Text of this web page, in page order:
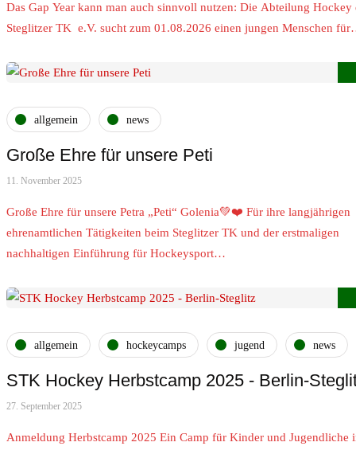
Das Gap Year kann man auch sinnvoll nutzen: Die Abteilung Hockey
Steglitzer TK e.V. sucht zum 01.08.2026 einen jungen Menschen
allgemein news
Große Ehre für unsere Peti
11. November 2025
Große Ehre für unsere Petra „Peti“ Golenia💚❤️ Für ihre langjährigen
ehrenamtlichen Tätigkeiten beim Steglitzer TK und der erstmaligen
nachhaltigen Einführung für Hockeysport…
allgemein hockeycamps jugend news
STK Hockey Herbstcamp 2025 - Berlin-
27. September 2025
Anmeldung Herbstcamp 2025 Ein Camp für Kinder und Jugendliche